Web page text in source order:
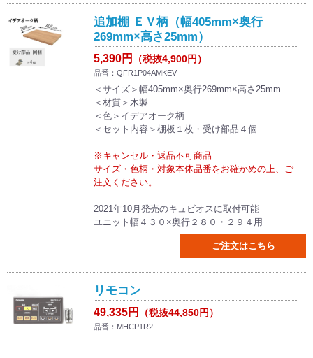
追加棚 ＥＶ柄（幅405mm×奥行
269mm×高さ25mm）
5,390円 （税抜4,900円）
品番：QFR1P04AMKEV
＜サイズ＞幅405mm×奥行269mm×高さ25mm
＜材質＞木製
＜色＞イデアオーク柄
＜セット内容＞棚板１枚・受け部品４個
※キャンセル・返品不可商品
サイズ・色柄・対象本体品番をお確かめの上、ご
注文ください。
2021年10月発売のキュビオスに取付可能
ユニット幅４３０×奥行２８０・２９４用
ご注文はこちら
リモコン
49,335円 （税抜44,850円）
品番：MHCP1R2